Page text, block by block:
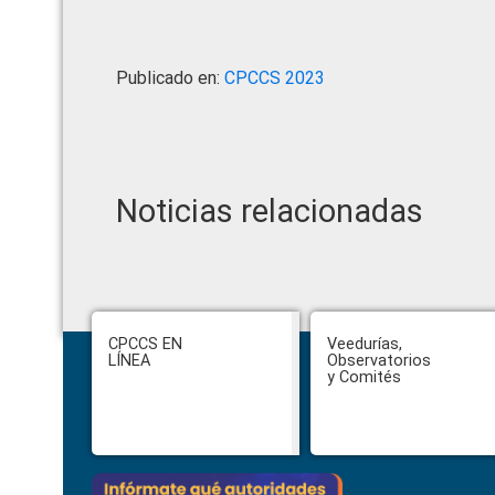
Publicado en: CPCCS 2023
Noticias relacionadas
Footer
CPCCS EN
LÍNEA
Veedurías,
Observatorios
y Comités